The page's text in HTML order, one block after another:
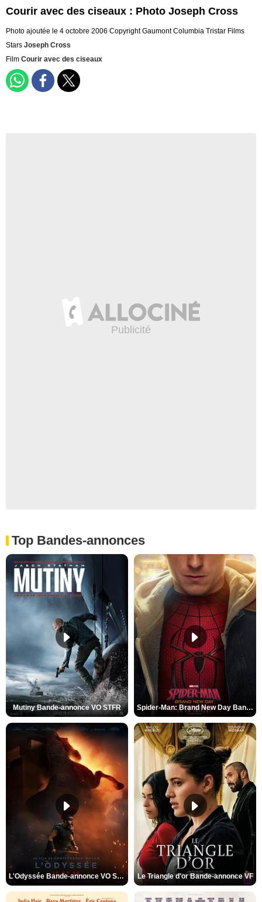
Courir avec des ciseaux : Photo Joseph Cross
Photo ajoutée le 4 octobre 2006 Copyright Gaumont Columbia Tristar Films
Stars Joseph Cross
Film Courir avec des ciseaux
Top Bandes-annonces
Mutiny Bande-annonce VO STFR Spider-Man: Brand New Day Bande-annonce VO STFR
L'Odyssée Bande-annonce VO STFR Le Triangle d'or Bande-annonce VF